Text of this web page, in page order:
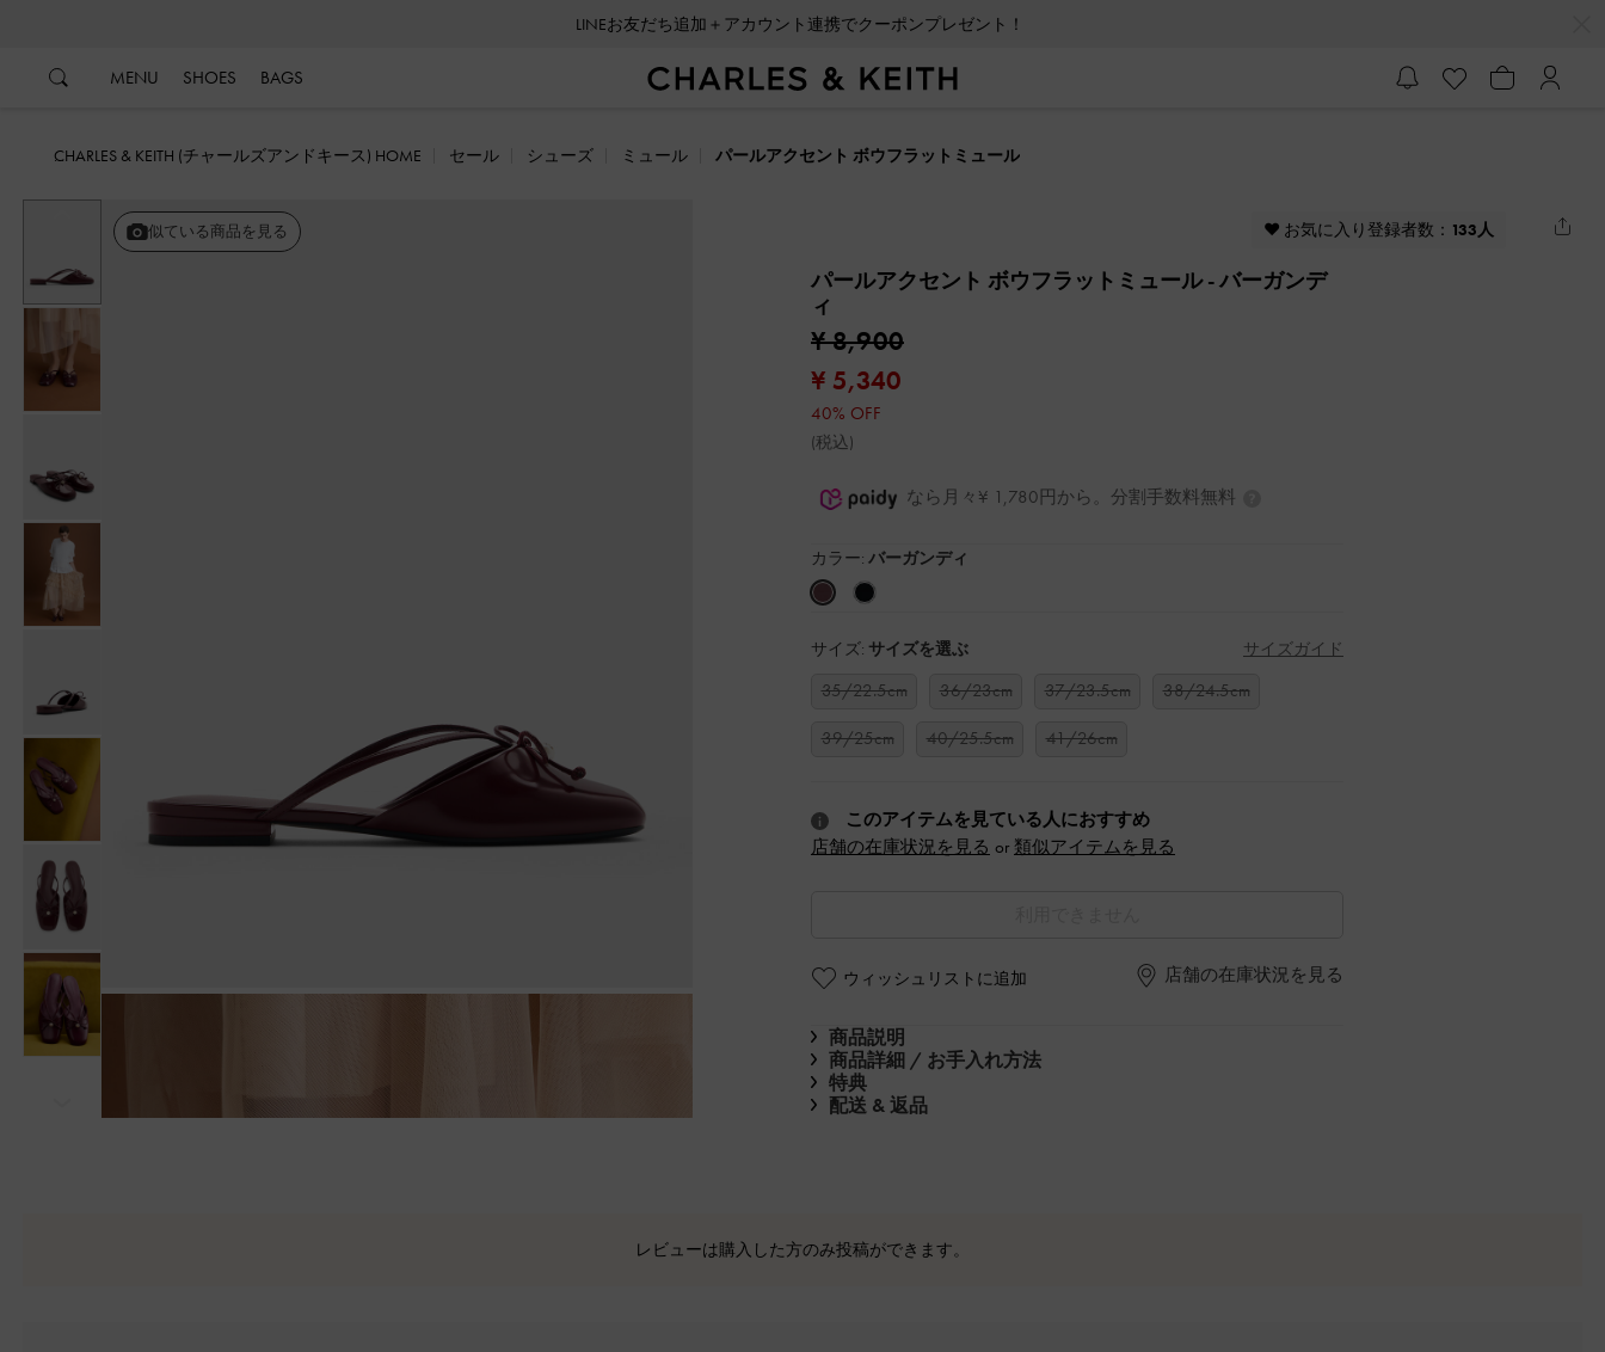
LINEお友だち追加＋アカウント連携でクーポンプレゼント！
MENU SHOES BAGS
CHARLES & KEITH (チャールズアンドキース) HOME セール シューズ ミュール パールアクセント ボウフラットミュール
♥ お気に入り登録者数： 133人
似ている商品を見る
パールアクセント ボウフラットミュール- バーガンデ
ィ
¥ 8,900
¥ 5,340
40% OFF
(税込)
なら月々¥ 1,780円から。分割手数料無料
カラー: バーガンディ
サイズ: サイズを選ぶ サイズガイド
35/22.5cm 36/23cm 37/23.5cm
38/24.5cm
39/25cm
40/25.5cm 41/26cm
このアイテムを見ている人におすすめ
店舗の在庫状況を見る or 類似アイテムを見る
ウィッシュリストに追加 店舗の在庫状況を見る
商品説明
商品詳細 / お手入れ方法
特典
配送 & 返品
レビューは購入した方のみ投稿ができます。